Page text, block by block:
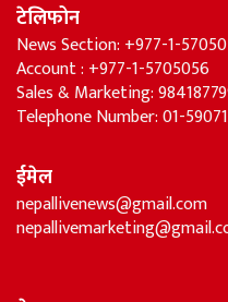
टेलिफोन
News Section: +977-1-
Account : +977-1-5705056
Sales & Marketing:
Telephone Number: 01-
ईमेल
nepallivenews@gmail.com